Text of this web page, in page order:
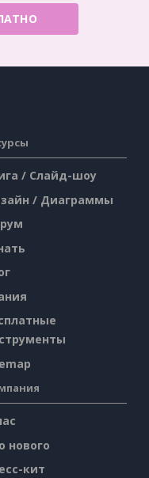
/ Слайд-шоу
/ Диаграммы
нового
кит